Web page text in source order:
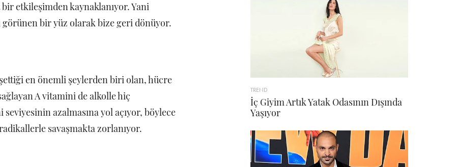
etkileşimden kaynaklanıyor. Yani
bir yüz olarak bize geri dönüyor.
en önemli şeylerden biri olan, hücre
A vitamini de alkolle hiç
azalmasına yol açıyor, böylece
savaşmakta zorlanıyor.
TREND
İç Giyim Artık Yatak Odasının Dışında
Yaşıyor